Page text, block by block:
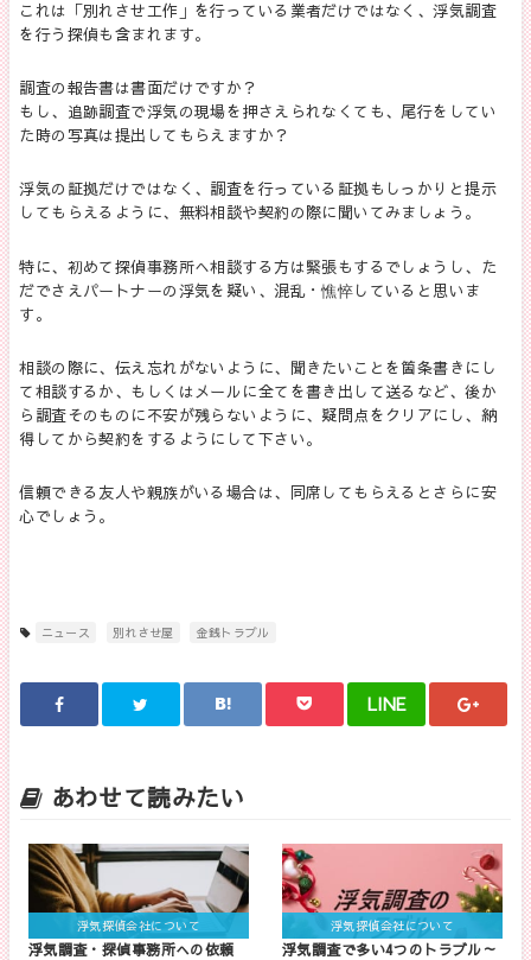
これは「別れさせ工作」を行っている業者だけではなく、浮気調査
を行う探偵も含まれます。
調査の報告書は書面だけですか？
もし、追跡調査で浮気の現場を押さえられなくても、尾行をしてい
た時の写真は提出してもらえますか？
浮気の証拠だけではなく、調査を行っている証拠もしっかりと提示
してもらえるように、無料相談や契約の際に聞いてみましょう。
特に、初めて探偵事務所へ相談する方は緊張もするでしょうし、た
だでさえパートナーの浮気を疑い、混乱・憔悴していると思いま
す。
相談の際に、伝え忘れがないように、聞きたいことを箇条書きにし
て相談するか、もしくはメールに全てを書き出して送るなど、後か
ら調査そのものに不安が残らないように、疑問点をクリアにし、納
得してから契約をするようにして下さい。
信頼できる友人や親族がいる場合は、同席してもらえるとさらに安
心でしょう。
ニュース 別れさせ屋 金銭トラブル
LINE
あわせて読みたい
浮気探偵会社について
浮気調査・探偵事務所への依頼
浮気探偵会社について
浮気調査で多い4つのトラブル～